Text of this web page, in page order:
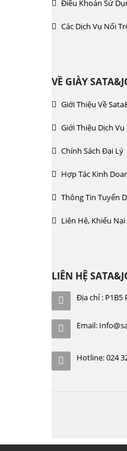
Điều Khoản Sử
Các Dịch Vụ Nổi
VỀ GIÀY
Giới Thiệu Về
Giới Thiệu Dịch Vụ
Chính Sách Đại Lý
Hợp Tác Kinh
Thông Tin Tuyển
Liên Hệ, Khiếu Nại
LIÊN HỆ
Địa chỉ : P1B5
Email:
Hotline: 024